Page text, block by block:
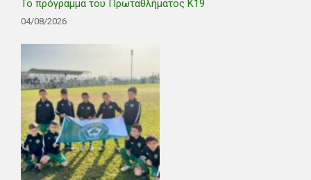
Το πρόγραμμα του Πρωταθλήματος Κ19
04/08/2026